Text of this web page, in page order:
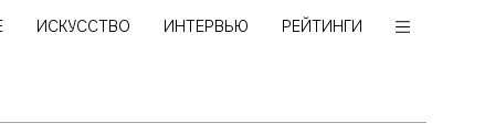
ИСКУССТВО ИНТЕРВЬЮ РЕЙТИНГИ